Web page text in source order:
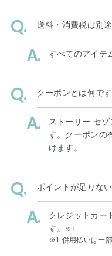
送料・消費税は別
すべてのアイテ
クーポンとは何で
ストーリー セ
す。クーポンの
けます。
ポイントが足りな
クレジットカー
す。
※1
※1 併用払いは一